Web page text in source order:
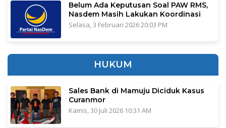
Belum Ada Keputusan Soal PAW RMS,
Nasdem Masih Lakukan Koordinasi
Selasa, 3 Februari 2026 20:03 PM
HUKUM
Sales Bank di Mamuju Diciduk Kasus
Curanmor
Kamis, 30 Juli 2026 10:31 AM